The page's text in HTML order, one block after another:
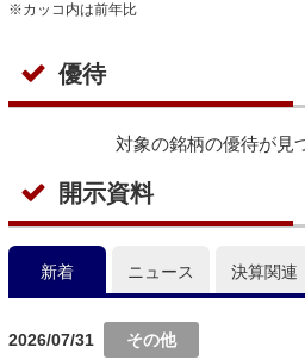
※カッコ内は前年比
優待
対象の銘柄の優待が見
開示資料
新着 ニュース 決算関連
2026/07/31